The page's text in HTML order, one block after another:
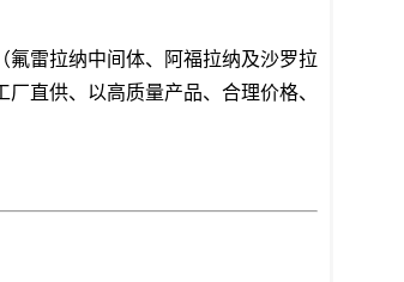
雷拉纳中间体、阿福拉纳及沙罗拉
直供、以高质量产品、合理价格、